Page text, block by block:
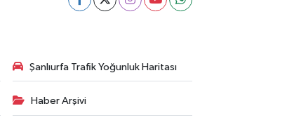
Şanlıurfa Trafik Yoğunluk Haritası
Haber Arşivi